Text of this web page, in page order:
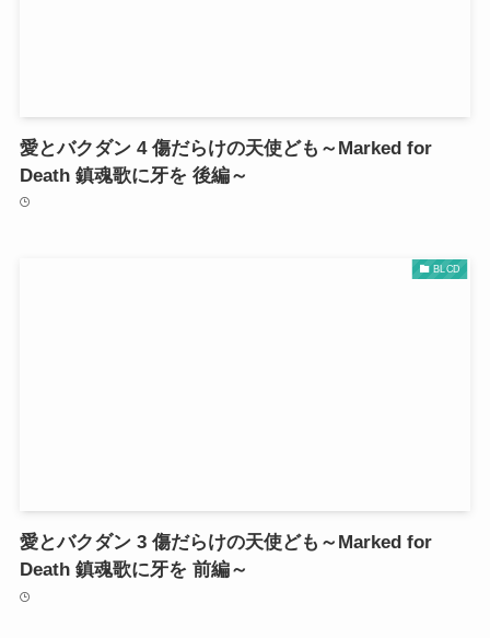
愛とバクダン 4 傷だらけの天使ども～Marked for
Death 鎮魂歌に牙を 後編～
BLCD
愛とバクダン 3 傷だらけの天使ども～Marked for
Death 鎮魂歌に牙を 前編～